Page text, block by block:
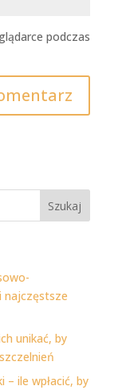
podczas
najczęstsze
unikać, by
– ile wpłacić, by